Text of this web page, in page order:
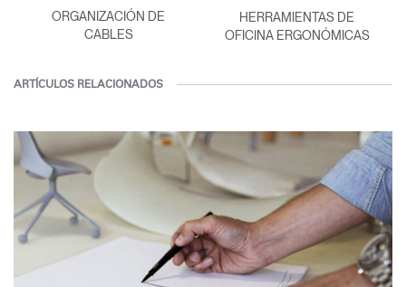
ORGANIZACIÓN DE
CABLES
HERRAMIENTAS DE
OFICINA ERGONÓMICAS
ARTÍCULOS RELACIONADOS